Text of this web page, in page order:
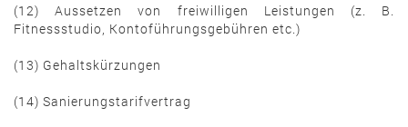
(12) Aussetzen von freiwilligen Leistungen (z. B.
Fitnessstudio, Kontoführungsgebühren etc.)
(13) Gehaltskürzungen
(14) Sanierungstarifvertrag